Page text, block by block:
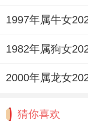
情上机遇多但选
2007年丁亥猪人
势强劲，精力充
康防上火发炎。
猜你喜欢